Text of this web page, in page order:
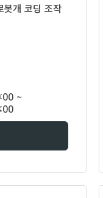
봇개 코딩 조작
~